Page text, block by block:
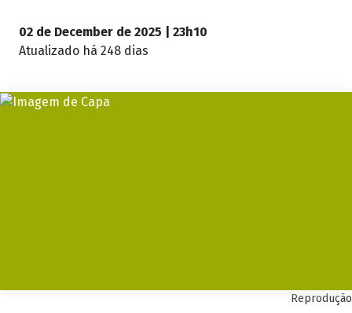
02 de December de 2025 | 23h10
Atualizado há 248 dias
Reprodução